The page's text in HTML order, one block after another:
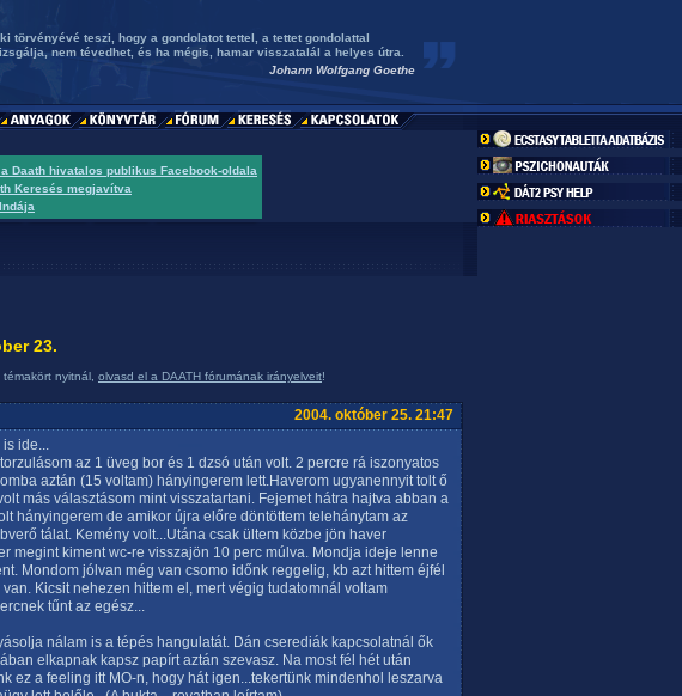
törvényévé teszi, hogy a gondolatot tettel, a tettet gondolattal
nem tévedhet, és ha mégis, hamar visszatalál a helyes útra.
Johann Wolfgang Goethe
Daath hivatalos publikus Facebook-oldala
Keresés megjavítva
23.
nyitnál, olvasd el a DAATH fórumának irányelveit!
2004. október 25. 21:47
is ide...
az 1 üveg bor és 1 dzsó után volt. 2 percre rá iszonyatos
aztán (15 voltam) hányingerem lett.Haverom ugyanennyit tolt ő
más választásom mint visszatartani. Fejemet hátra hajtva abban a
hányingerem de amikor újra előre döntöttem telehánytam az
tálat. Kemény volt...Utána csak ültem közbe jön haver
megint kiment wc-re visszajön 10 perc múlva. Mondja ideje lenne
Mondom jólvan még van csomo időnk reggelig, kb azt hittem éjfél
Kicsit nehezen hittem el, mert végig tudatomnál voltam
tűnt az egész...
nálam is a tépés hangulatát. Dán cserediák kapcsolatnál ők
elkapnak kapsz papírt aztán szevasz. Na most fél hét után
ez a feeling itt MO-n, hogy hát igen...tekertünk mindenhol leszarva